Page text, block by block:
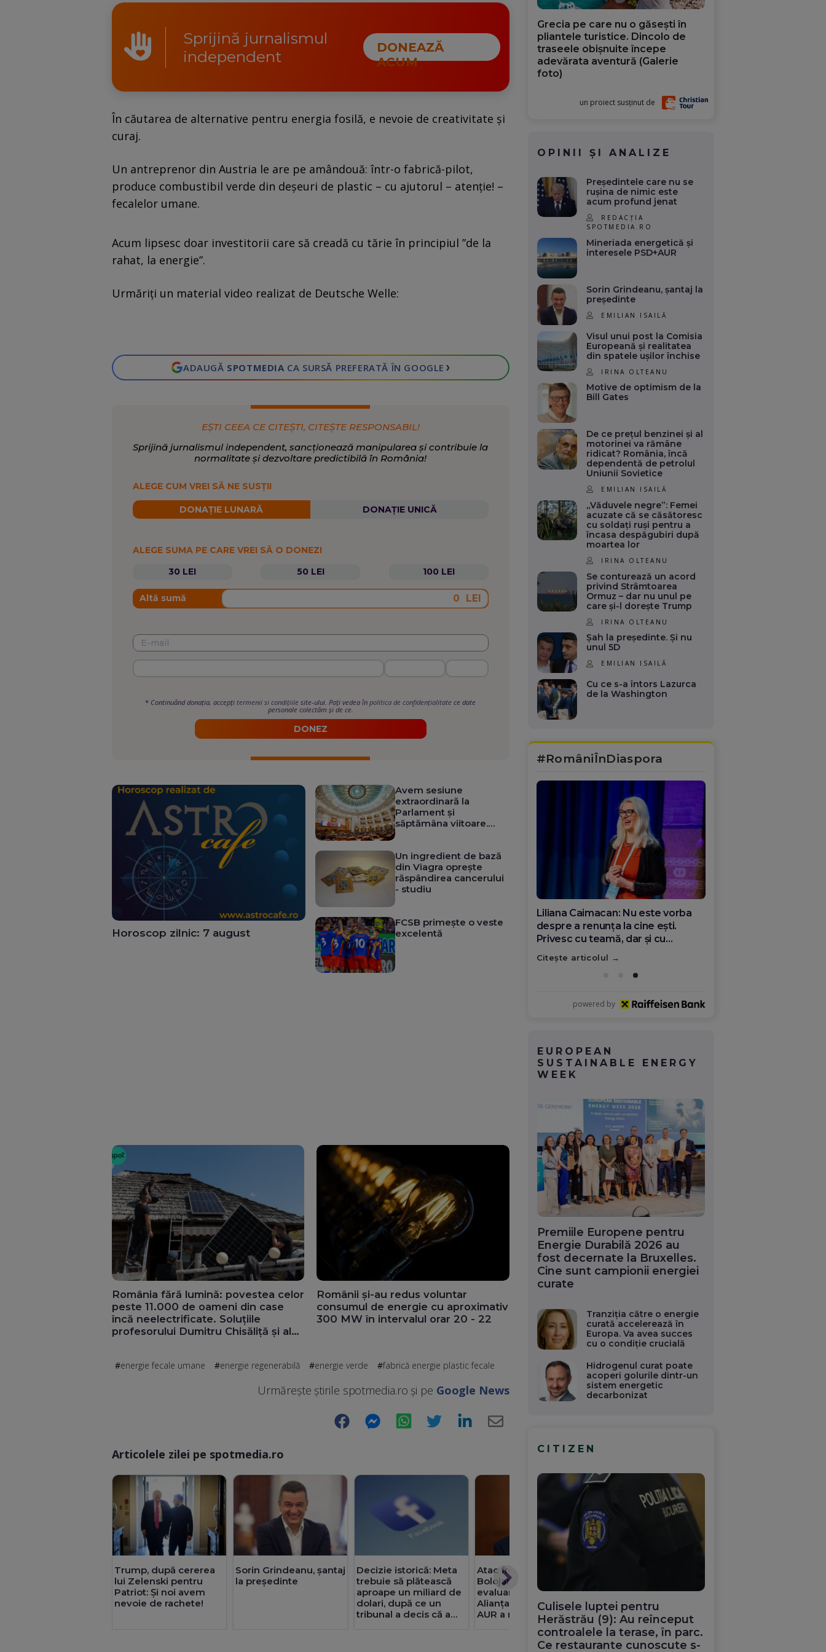
Sprijină jurnalismul
independent
DONEAZĂ
ACUM
În căutarea de alternative pentru energia fosilă, e nevoie de creativitate şi
curaj.
Un antreprenor din Austria le are pe amândouă: într-o fabrică-pilot,
produce combustibil verde din deşeuri de plastic – cu ajutorul – atenţie! –
fecalelor umane.
Acum lipsesc doar investitorii care să creadă cu tărie în principiul ”de la
rahat, la energie”.
Urmăriţi un material video realizat de Deutsche Welle:
ADAUGĂ SPOTMEDIA CA SURSĂ PREFERATĂ ÎN GOOGLE ›
EȘTI CEEA CE CITEȘTI, CITEȘTE RESPONSABIL!
Sprijină jurnalismul independent, sancționează manipularea și contribuie la
normalitate și dezvoltare predictibilă în România!
ALEGE CUM VREI SĂ NE SUSȚII
DONAȚIE LUNARĂ DONAȚIE UNICĂ
ALEGE SUMA PE CARE VREI SĂ O DONEZI
30 LEI
50 LEI 100 LEI
Altă sumă LEI
* Continuând donația, accepțitermenii si condițiile site-ului. Poți vedea înpolitica de confidențialitate ce date
personale colectăm și de ce.
DONEZ
Horoscop zilnic: 7 august
Avem sesiune
extraordinară la
Parlament și
săptămâna viitoare.
Un ingredient de bază
din Viagra oprește
răspândirea cancerului
- studiu
FCSB primește o veste
excelentă
România fără lumină: povestea celor
peste 11.000 de oameni din case
încă neelectrificate. Soluțiile
profesorului Dumitru Chisăliță și ale
Românii și-au redus voluntar
consumul de energie cu aproximativ
300 MW în intervalul orar 20 - 22
energie fecale umane energie regenerabilă energie verde fabrică energie plastic fecale
Urmărește știrile spotmedia.ro și pe Google News
Facebook Messenger WhatsApp Twitter LinkedIn
Articolele zilei pe spotmedia.ro
Trump, după cererea
lui Zelenski pentru
Patriot: Și noi avem
nevoie de rachete!
Sorin Grindeanu, șantaj
la președinte
Decizie istorică: Meta
trebuie să plătească
aproape un miliard de
dolari, după ce un
tribunal a decis că a
Atac frontal al lui
Bolojan înainte de
evaluarea Moody’s:
Alianța de facto PSD-
AUR a minat reformele
și riscă sancțiuni
pentru România
defecțiune electrică
provoacă întârzieri și
anulări masive
Grecia pe care nu o găsești în
pliantele turistice. Dincolo de
traseele obișnuite începe
adevărata aventură (Galerie
foto)
un proiect susținut de
OPINII ȘI ANALIZE
Președintele care nu se
rușina de nimic este
acum profund jenat
REDACȚIA
SPOTMEDIA.RO
Mineriada energetică și
interesele PSD+AUR
Sorin Grindeanu, șantaj la
președinte
EMILIAN ISAILĂ
Visul unui post la Comisia
Europeană și realitatea
din spatele ușilor închise
IRINA OLTEANU
Motive de optimism de la
Bill Gates
De ce prețul benzinei și al
motorinei va rămâne
ridicat? România, încă
dependentă de petrolul
Uniunii Sovietice
EMILIAN ISAILĂ
„Văduvele negre”: Femei
acuzate că se căsătoresc
cu soldați ruși pentru a
încasa despăgubiri după
moartea lor
IRINA OLTEANU
Se conturează un acord
privind Strâmtoarea
Ormuz – dar nu unul pe
care și-l dorește Trump
IRINA OLTEANU
Șah la președinte. Și nu
unul 5D
EMILIAN ISAILĂ
Cu ce s-a întors Lazurca
de la Washington
#RomâniÎnDiaspora
Diana Olar, românca de la Google
care demonstrează că diaspora
poate schimba România
Citește articolul
powered by
EUROPEAN
SUSTAINABLE ENERGY
WEEK
Premiile Europene pentru
Energie Durabilă 2026 au
fost decernate la Bruxelles.
Cine sunt campionii energiei
curate
Tranziția către o energie
curată accelerează în
Europa. Va avea succes
cu o condiție crucială
Hidrogenul curat poate
acoperi golurile dintr-un
sistem energetic
decarbonizat
CITIZEN
Culisele luptei pentru
Herăstrău (9): Au reînceput
controalele la terase, în parc.
Ce restaurante cunoscute s-